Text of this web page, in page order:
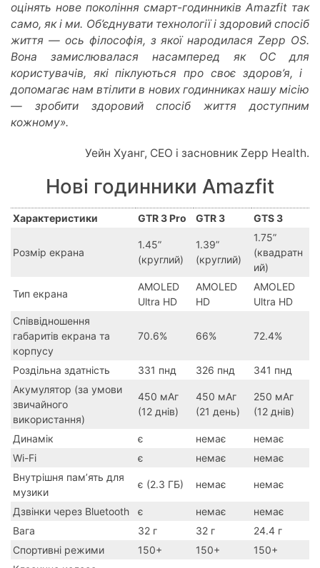
оцінять нове покоління смарт-годинників Amazfit так
само, як і ми. Об’єднувати технології і здоровий спосіб
життя — ось філософія, з якої народилася Zepp OS.
Вона замислювалася насамперед як ОС для
користувачів, які піклуються про своє здоров’я, і ​​
допомагає нам втілити в нових годинниках нашу місію
— зробити здоровий спосіб життя доступним
кожному».
Уейн Хуанг, CEO і засновник Zepp Health.
Нові годинники Amazfit
Характеристики GTR 3 Pro GTR 3 GTS 3
Розмір екрана
1.45”
(круглий)
1.39”
(круглий)
1.75”
(квадратн
ий)
Тип екрана
AMOLED
Ultra HD
AMOLED
HD
AMOLED
Ultra HD
Співвідношення
габаритів екрана та
корпусу
70.6% 66% 72.4%
Роздільна здатність 331 пнд 326 пнд
341 пнд
Акумулятор (за умови
звичайного
використання)
450 мАг
(12 днів)
450 мАг
(21 день)
250 мАг
(12 днів)
Динамік є немає
немає
Wi-Fi
є немає
немає
Внутрішня пам’ять для
музики
є (2.3 ГБ) немає немає
Дзвінки через Bluetooth є немає
немає
Вага
32 г 32 г
24.4 г
Спортивні режими
150+ 150+
150+